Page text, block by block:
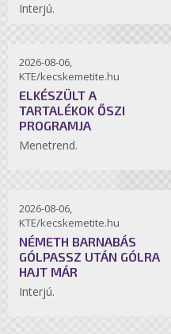
Interjú.
2026-08-06,
KTE/kecskemetite.hu
ELKÉSZÜLT A
TARTALÉKOK ŐSZI
PROGRAMJA
Menetrend.
2026-08-06,
KTE/kecskemetite.hu
NÉMETH BARNABÁS
GÓLPASSZ UTÁN GÓLRA
HAJT MÁR
Interjú.